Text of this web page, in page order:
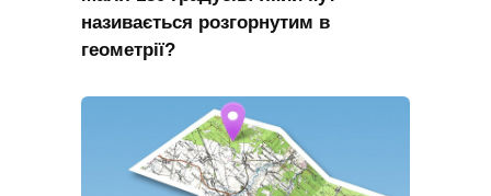
називається розгорнутим в
геометрії?